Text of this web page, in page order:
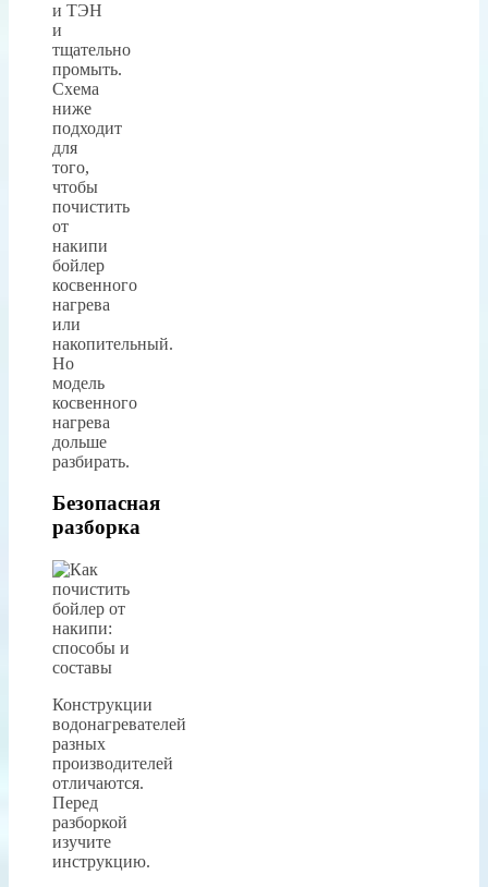
и ТЭН
и
тщательно
промыть.
Схема
ниже
подходит
для
того,
чтобы
почистить
от
накипи
бойлер
косвенного
нагрева
или
накопительный.
Но
модель
косвенного
нагрева
дольше
разбирать.
Безопасная
разборка
Конструкции
водонагревателей
разных
производителей
отличаются.
Перед
разборкой
изучите
инструкцию.